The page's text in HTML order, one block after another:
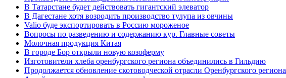
В Татарстане будет действовать гигантский элеватор
В Дагестане хотя возродить производство тулупа из овчины
Valio буде экспортировать в Россию мороженое
Вопросы по разведению и содержанию кур. Главные советы
Молочная продукция Китая
В городе Бор открыли новую козоферму
Изготовители хлеба оренбургского региона объединились в Гильдию
Продолжается обновление скотоводческой отрасли Оренбургского региона